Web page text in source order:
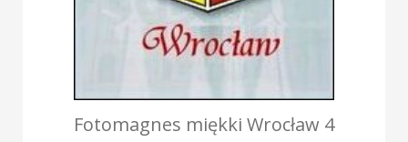
Fotomagnes miękki Wrocław 4